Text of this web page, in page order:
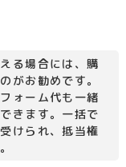
る場合には、購
がお勧めです。
ォーム代も一緒
きます。一括で
けられ、抵当権